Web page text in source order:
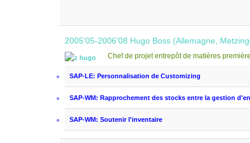
2005'05-2006'08 Hugo Boss (Allemagne,
Chef de projet entrepôt de matières
SAP-LE: Personnalisation de Customizing
SAP-WM: Rapprochement des stocks entre la gestion
SAP-WM: Soutenir l'inventaire